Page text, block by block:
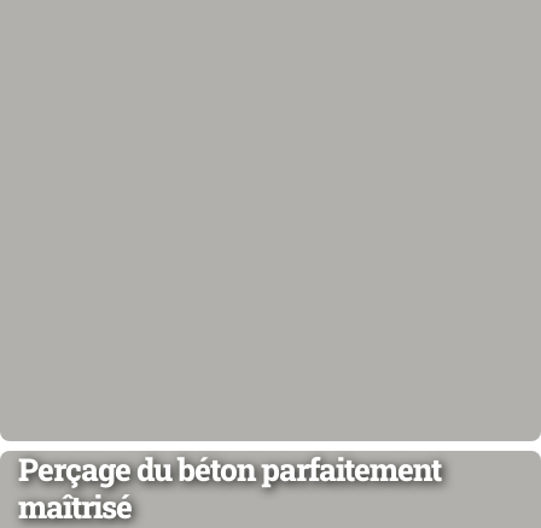
Perçage du béton parfaitement
maîtrisé